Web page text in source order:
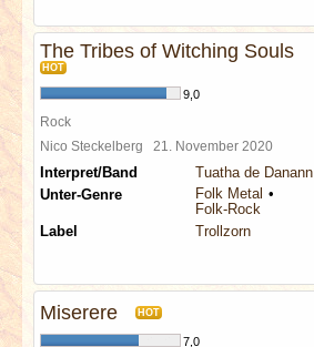
The Tribes of Witching Souls
HOT
9,0
Rock
Nico Steckelberg 21. November 2020
Interpret/Band
Tuatha de Danann
Unter-Genre
Folk Metal
Folk-Rock
Label
Trollzorn
Miserere HOT
7,0